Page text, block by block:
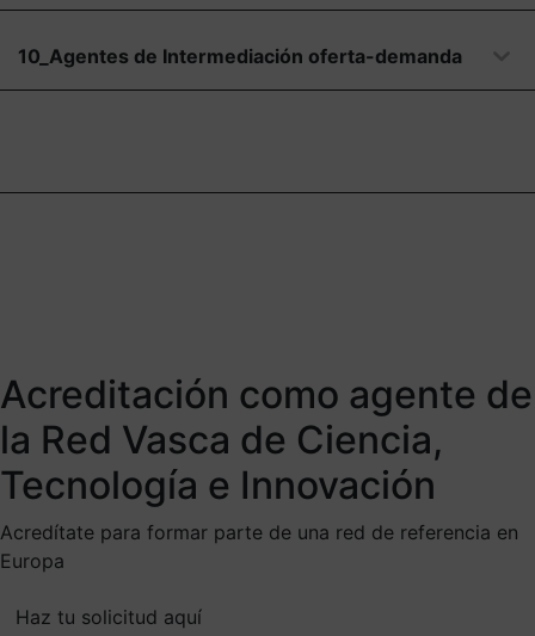
10_Agentes de Intermediación oferta-demanda
Acreditación como agente de
la Red Vasca de Ciencia,
Tecnología e Innovación
Acredítate para formar parte de una red de referencia en
Europa
Haz tu solicitud aquí